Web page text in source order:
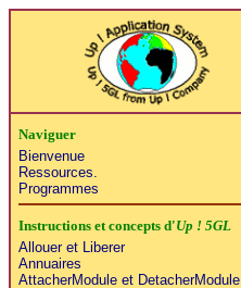
Naviguer
Bienvenue
Ressources.
Programmes
Instructions et concepts d'Up ! 5GL
Allouer et Liberer
Annuaires
AttacherModule et DetacherModule